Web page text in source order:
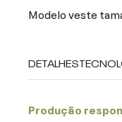
Modelo veste
DETALHES
Produção